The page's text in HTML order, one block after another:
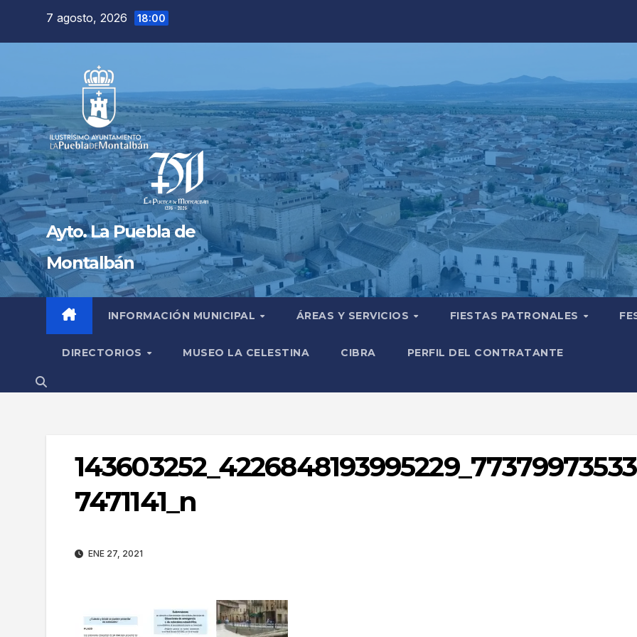
7 agosto, 2026 18:00
Ayto. La Puebla de
Montalbán
INFORMACIÓN MUNICIPAL ÁREAS Y SERVICIOS FIESTAS PATRONALES
DIRECTORIOS MUSEO LA CELESTINA CIBRA PERFIL DEL CONTRATANTE
7471141_n
ENE 27, 2021